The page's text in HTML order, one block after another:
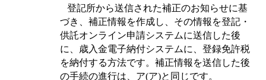
登記所から送信された補正のお知らせに基
づき、補正情報を作成し、その情報を登記・
供託オンライン申請システムに送信した後
に、歳入金電子納付システムに、登録免許税
を納付する方法です。補正情報を送信した後
の手続の進行は、ア(ア)と同じです。